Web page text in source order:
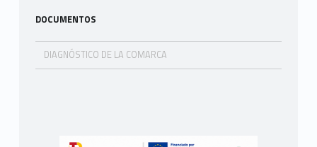
DOCUMENTOS
DIAGNÓSTICO DE LA COMARCA